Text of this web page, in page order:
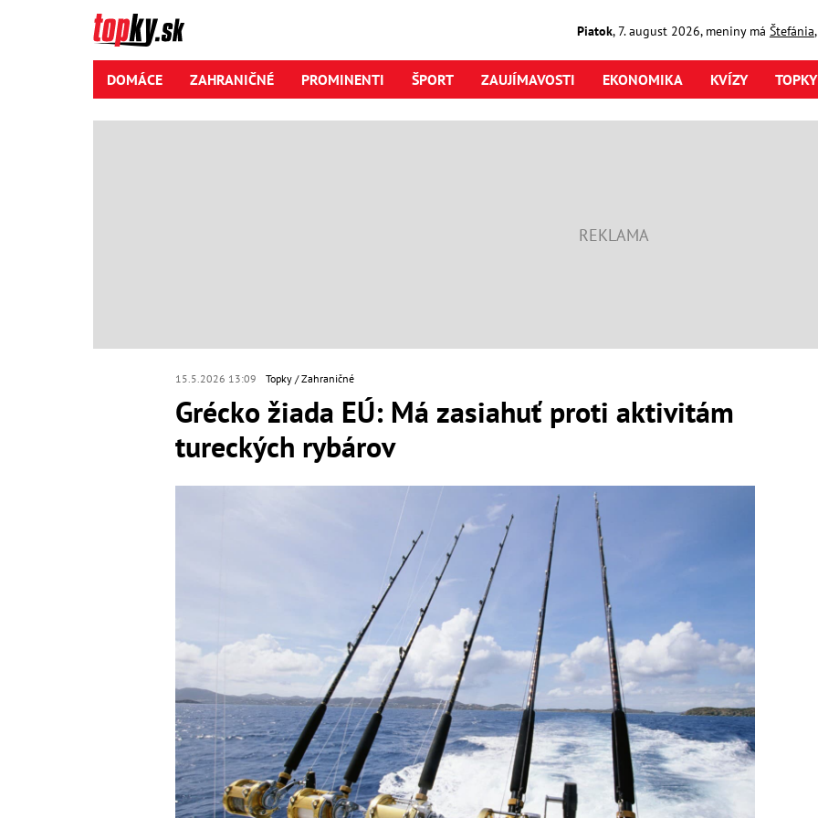
Piatok,7. august2026, meniny má Štefánia
DOMÁCE ZAHRANIČNÉ PROMINENTI ŠPORT ZAUJÍMAVOSTI EKONOMIKA KVÍZY
15.5.2026 13:09 Topky Zahraničné
Grécko žiada EÚ: Má zasiahuť proti aktivitám
tureckých rybárov